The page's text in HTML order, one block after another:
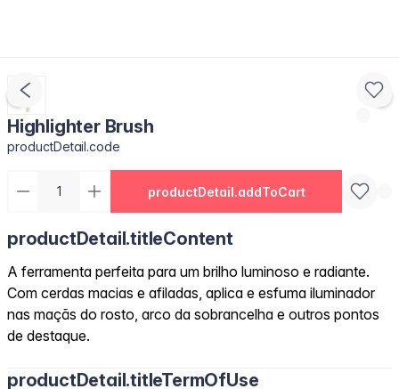
Highlighter Brush
productDetail.code
productDetail.addToCart
productDetail.titleContent
A ferramenta perfeita para um brilho luminoso e radiante.
Com cerdas macias e afiladas, aplica e esfuma iluminador
nas maçãs do rosto, arco da sobrancelha e outros pontos
de destaque.
productDetail.titleTermOfUse